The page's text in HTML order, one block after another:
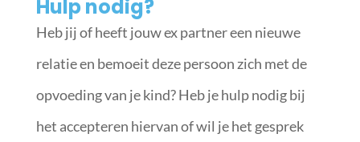
Hulp nodig?
Heb jij of heeft jouw ex partner een nieuwe
relatie en bemoeit deze persoon zich met de
opvoeding van je kind? Heb je hulp nodig bij
het accepteren hiervan of wil je het gesprek